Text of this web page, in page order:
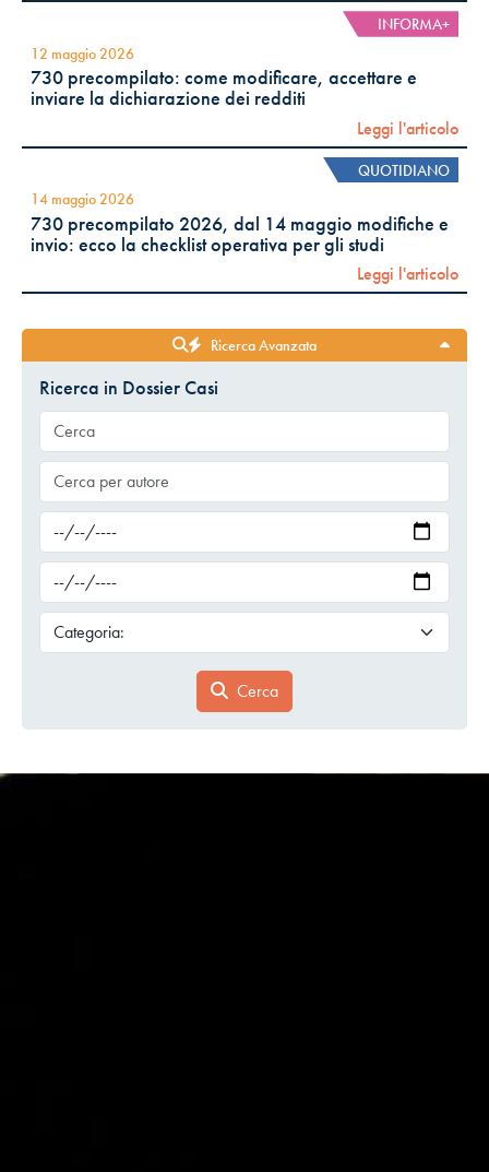
INFORMA+
12 maggio 2026
730 precompilato: come modificare, accettare e
inviare la dichiarazione dei redditi
Leggi l'articolo
QUOTIDIANO
14 maggio 2026
730 precompilato 2026, dal 14 maggio modifiche e
invio: ecco la checklist operativa per gli studi
Leggi l'articolo
Ricerca Avanzata
Ricerca in Dossier Casi
Cerca